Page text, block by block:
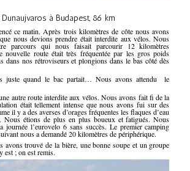
Dunaujvaros à Budapest, 86 km
ce matin. Après trois kilomètres de côte nous avons
nous devions prendre était interdite aux vélos. Nous
parcours qui nous faisait parcourir 12 kilomètres
nouvelle route était très fréquentée par les gros poids
dans nos rétroviseurs et plongions dans le bas côté dès
juste quand le bac partait… Nous avons attendu le
autre route interdite aux vélos. Nous avons fait fi de la
était tellement intense que nous avons fui sur des
il y a des averses d’orages fréquentes les flaques d’eau
Nous étions de plus en plus boueux et fatigués. Nous
journée l’eurovelo 6 sans succès. Le premier camping
nous a demandé 20 kilomètres de périphérique.
avons trouvé de la bière, une bonne soupe et un groupe
est ; on est remis.